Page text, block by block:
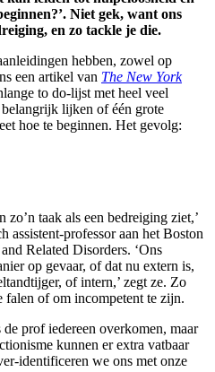
Niet gek, want ons
en zo tackle je die.
hebben, zowel op
een artikel van The New York
to do-lijst met heel veel
lijken of één grote
hoe te beginnen. Het gevolg:
zo’n taak als een bedreiging ziet,’
professor aan het Boston
Related Disorders. ‘Ons
op gevaar, of dat nu extern is,
of intern,’ zegt ze. Zo
of om incompetent te zijn.
prof iedereen overkomen, maar
kunnen er extra vatbaar
identificeren we ons met onze